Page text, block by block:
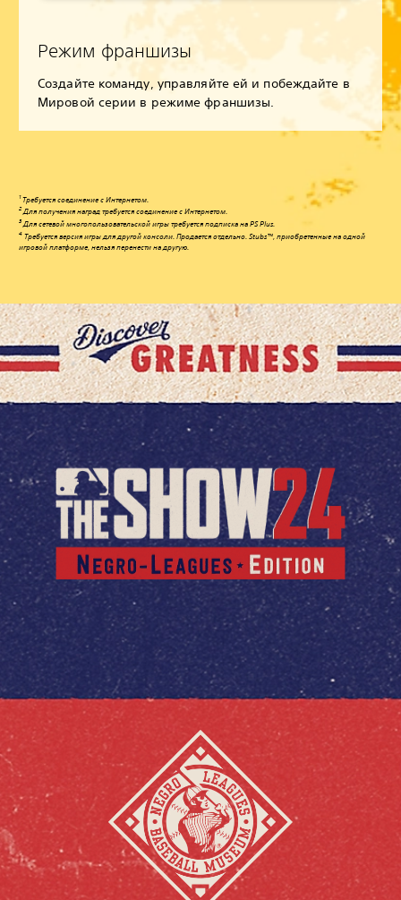
Режим франшизы
Создайте команду, управляйте ей и побеждайте в
Мировой серии в режиме франшизы.
1 Требуется соединение с Интернетом.
2Для получения наград требуется соединение с Интернетом.
3Для сетевой многопользовательской игры требуется подписка на PS Plus.
4 Требуется версия игры для другой консоли. Продается отдельно. Stubs™, приобретенные на одной
игровой платформе, нельзя перенести на другую.